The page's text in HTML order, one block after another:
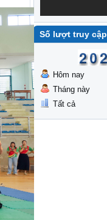
Số lượt truy cập
Hôm nay
Tháng này
Tất cả